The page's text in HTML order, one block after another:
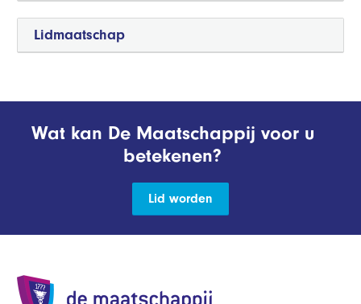
Lidmaatschap
Wat kan De Maatschappij voor u
betekenen?
Lid worden